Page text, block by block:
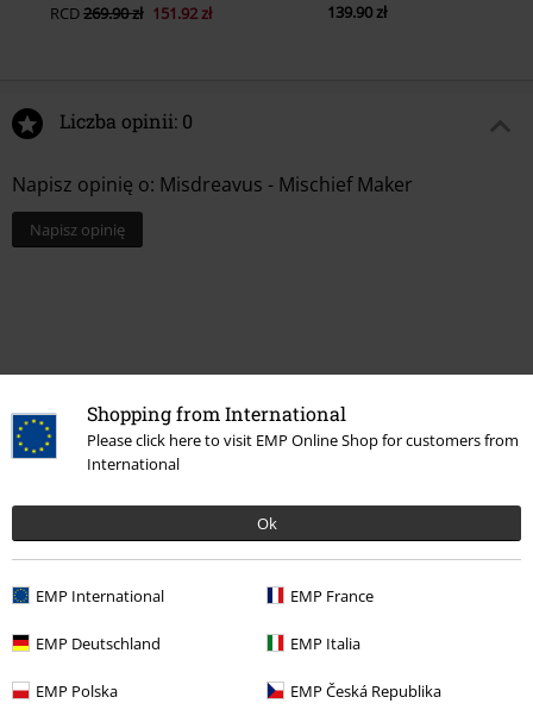
Shopping from International
Please click here to visit EMP Online Shop for customers from
International
Ok
EMP International EMP France
EMP Deutschland EMP Italia
EMP Polska EMP Česká Republika
RCD269.90 zł 151.92 zł 139.90 zł
Liczba opinii: 0
Napisz opinię o: Misdreavus - Mischief Maker
Napisz opinię